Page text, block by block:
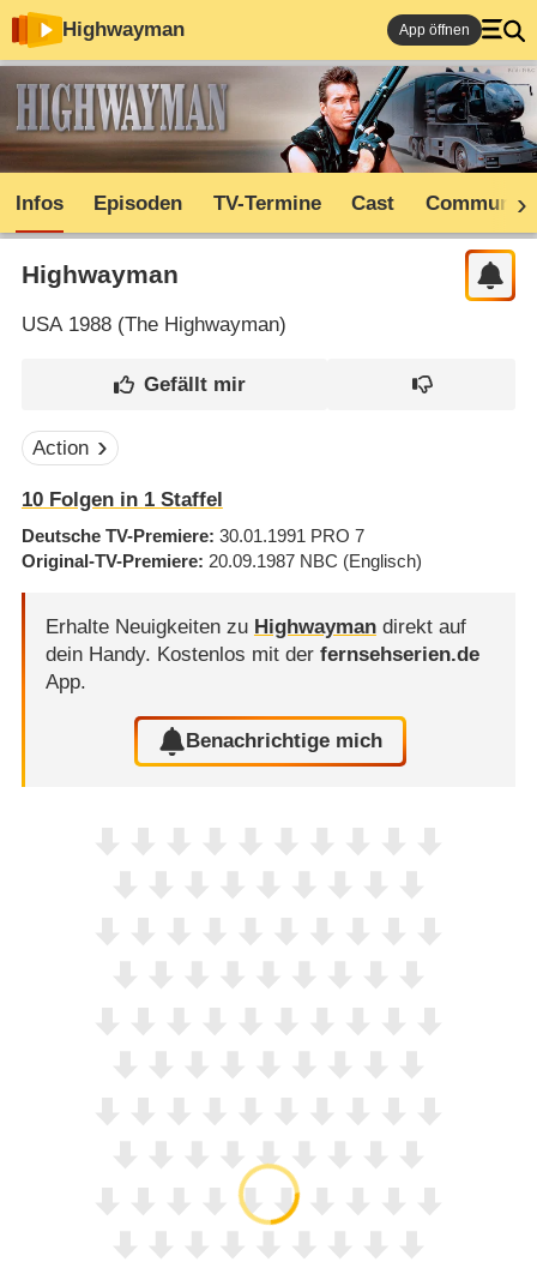
Highwayman App öffnen
Infos Episoden TV-Termine Cast Community
Highwayman
USA1988 (The Highwayman)
Action
10Folgen in 1Staffel
Deutsche TV-Premiere 30.01.1991 PRO 7
Original-TV-Premiere 20.09.1987 NBC (Englisch)
Erhalte Neuigkeiten zu Highwaymandirekt auf
dein Handy. Kostenlos mit der fernsehserien.de
App.
Benachrichtige mich